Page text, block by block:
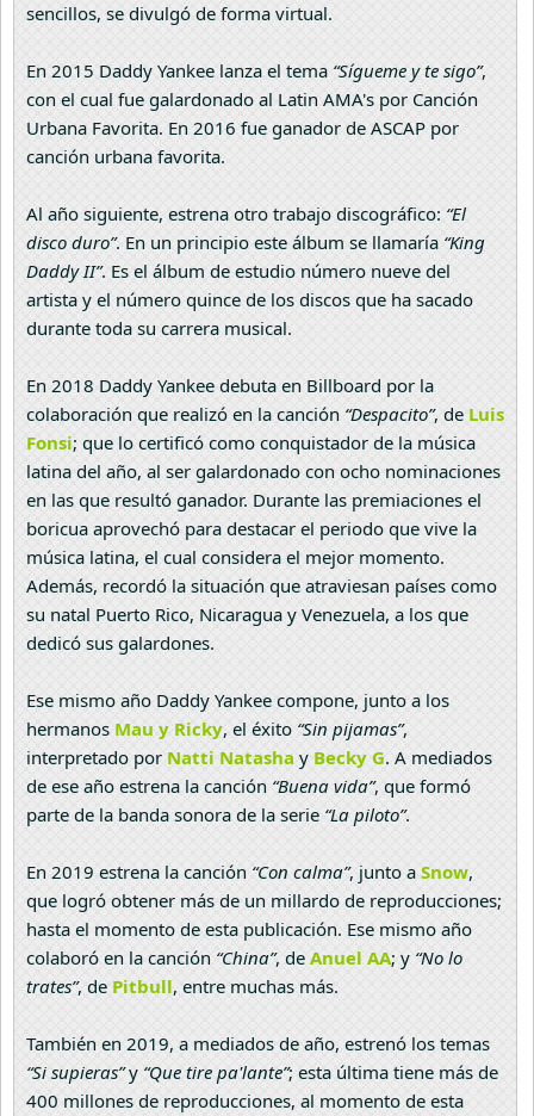
sencillos, se divulgó de forma virtual.
En 2015 Daddy Yankee lanza el tema “Sígueme y te sigo”,
con el cual fue galardonado al Latin AMA's por Canción
Urbana Favorita. En 2016 fue ganador de ASCAP por
canción urbana favorita.
Al año siguiente, estrena otro trabajo discográfico: “El
disco duro”. En un principio este álbum se llamaría “King
Daddy II”. Es el álbum de estudio número nueve del
artista y el número quince de los discos que ha sacado
durante toda su carrera musical.
En 2018 Daddy Yankee debuta en Billboard por la
colaboración que realizó en la canción “Despacito”, de Luis
Fonsi; que lo certificó como conquistador de la música
latina del año, al ser galardonado con ocho nominaciones
en las que resultó ganador. Durante las premiaciones el
boricua aprovechó para destacar el periodo que vive la
música latina, el cual considera el mejor momento.
Además, recordó la situación que atraviesan países como
su natal Puerto Rico, Nicaragua y Venezuela, a los que
dedicó sus galardones.
Ese mismo año Daddy Yankee compone, junto a los
hermanos Mau y Ricky, el éxito “Sin pijamas”,
interpretado por Natti Natasha y Becky G. A mediados
de ese año estrena la canción “Buena vida”, que formó
parte de la banda sonora de la serie “La piloto”.
En 2019 estrena la canción “Con calma”, junto a Snow,
que logró obtener más de un millardo de reproducciones;
hasta el momento de esta publicación. Ese mismo año
colaboró en la canción “China”, de Anuel AA; y “No lo
trates”, de Pitbull, entre muchas más.
También en 2019, a mediados de año, estrenó los temas
“Si supieras”y “Que tire pa'lante”; esta última tiene más de
400 millones de reproducciones, al momento de esta